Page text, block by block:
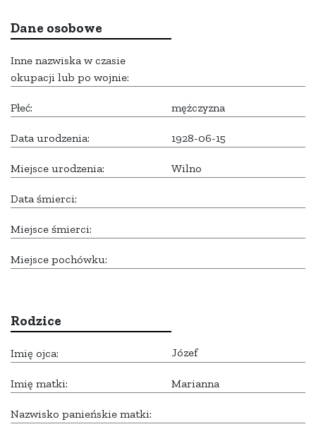
Dane osobowe
Inne nazwiska w czasie
okupacji lub po wojnie:
Płeć: mężczyzna
Data urodzenia: 1928-06-15
Miejsce urodzenia: Wilno
Data śmierci:
Miejsce śmierci:
Miejsce pochówku:
Rodzice
Imię ojca: Józef
Imię matki: Marianna
Nazwisko panieńskie matki: